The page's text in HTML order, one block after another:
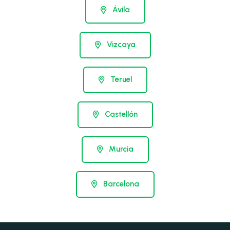
Ávila
Vizcaya
Teruel
Castellón
Murcia
Barcelona